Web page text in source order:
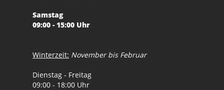
Samstag
09:00 - 15:00 Uhr
Winterzeit: November bis Februar
Dienstag - Freitag
09:00 - 18:00 Uhr